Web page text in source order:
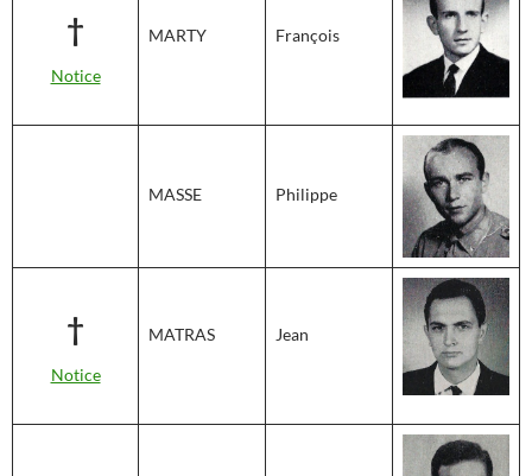
†
Notice
MARTY François
MASSE Philippe
†
Notice
MATRAS Jean